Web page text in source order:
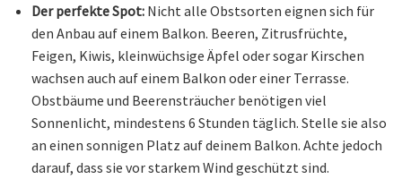
Der perfekte Spot: Nicht alle Obstsorten eignen sich für
den Anbau auf einem Balkon. Beeren, Zitrusfrüchte,
Feigen, Kiwis, kleinwüchsige Äpfel oder sogar Kirschen
wachsen auch auf einem Balkon oder einer Terrasse.
Obstbäume und Beerensträucher benötigen viel
Sonnenlicht, mindestens 6 Stunden täglich. Stelle sie also
an einen sonnigen Platz auf deinem Balkon. Achte jedoch
darauf, dass sie vor starkem Wind geschützt sind.